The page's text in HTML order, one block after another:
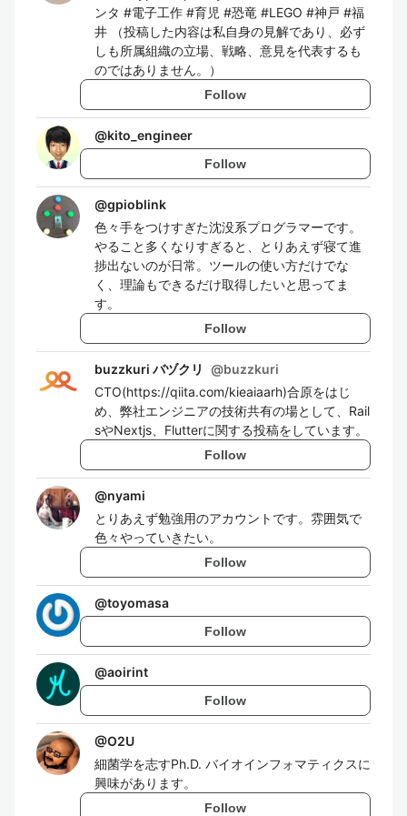
ンタ #電子工作 #育児 #恐竜 #LEGO #神戸 #福
井 （投稿した内容は私自身の見解であり、必ず
しも所属組織の立場、戦略、意見を代表するも
のではありません。）
Follow
@kito_engineer
Follow
@gpioblink
色々手をつけすぎた沈没系プログラマーです。
やること多くなりすぎると、とりあえず寝て進
捗出ないのが日常。ツールの使い方だけでな
く、理論もできるだけ取得したいと思ってま
す。
Follow
buzzkuri バヅクリ @buzzkuri
CTO(https://qiita.com/kieaiaarh)合原をはじ
め、弊社エンジニアの技術共有の場として、Rail
sやNextjs、Flutterに関する投稿をしています。
Follow
@nyami
とりあえず勉強用のアカウントです。雰囲気で
色々やっていきたい。
Follow
@toyomasa
Follow
@aoirint
Follow
@O2U
細菌学を志すPh.D. バイオインフォマティクスに
興味があります。
Follow